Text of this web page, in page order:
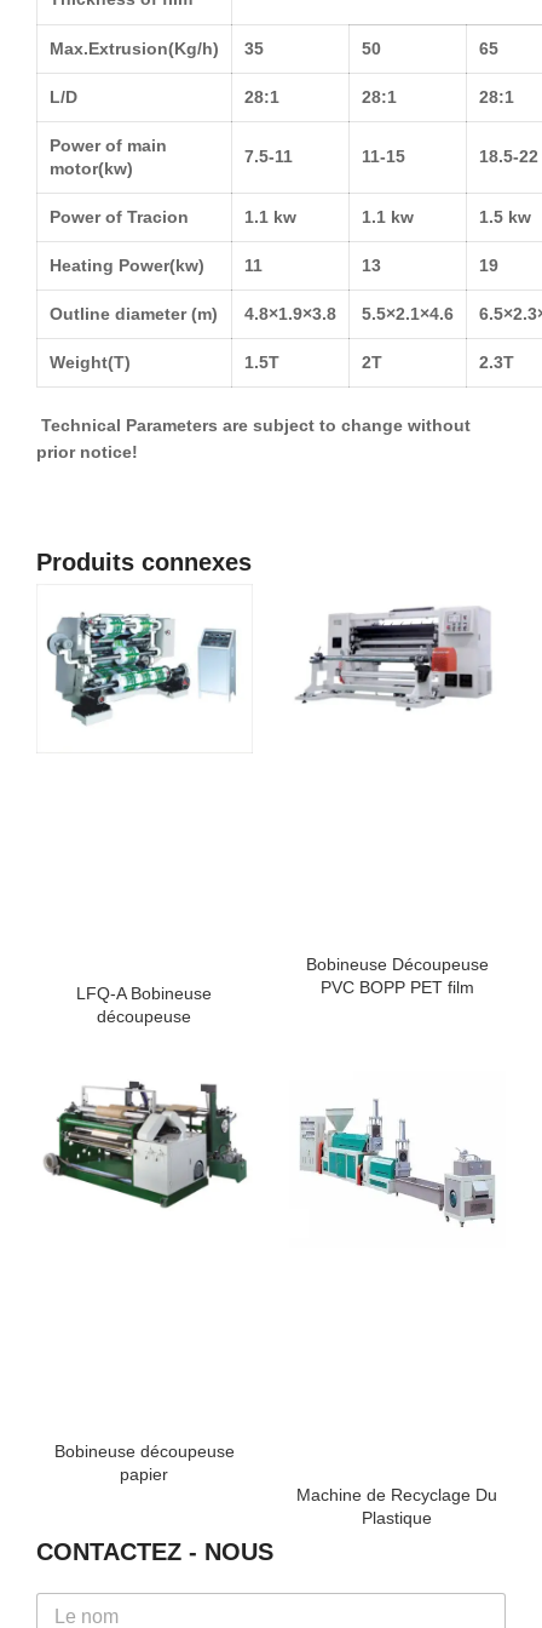
Max.Extrusion(Kg/h) 35 50 65
L/D 28:1 28:1 28:1
Power of main
motor(kw)
7.5-11 11-15 18.5-22
Power of Tracion 1.1 kw 1.1 kw 1.5 kw
Heating Power(kw) 11 13 19
Outline diameter (m) 4.8×1.9×3.8 5.5×2.1×4.6
Weight(T) 1.5T 2T 2.3T
Technical Parameters are subject to change without
prior notice!
Produits connexes
LFQ-A Bobineuse
découpeuse
Bobineuse Découpeuse
PVC BOPP PET film
Bobineuse découpeuse
papier
Machine de Recyclage Du
Plastique
CONTACTEZ - NOUS